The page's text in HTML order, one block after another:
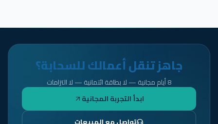
جاهز تنقل أعمالك للسحابة؟
8 أيام مجانية — لا بطاقة ائتمانية — لا التزامات
ابدأ التجربة المجانية